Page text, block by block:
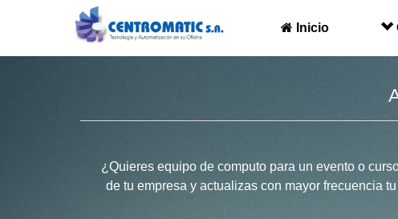
Inicio
¿Quieres equipo de computo para un evento o
de tu empresa y actualizas con mayor frecuencia